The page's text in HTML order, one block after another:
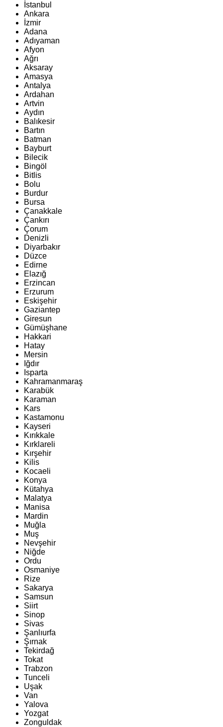
İstanbul
Ankara
İzmir
Adana
Adıyaman
Afyon
Ağrı
Aksaray
Amasya
Antalya
Ardahan
Artvin
Aydın
Balıkesir
Bartın
Batman
Bayburt
Bilecik
Bingöl
Bitlis
Bolu
Burdur
Bursa
Çanakkale
Çankırı
Çorum
Denizli
Diyarbakır
Düzce
Edirne
Elazığ
Erzincan
Erzurum
Eskişehir
Gaziantep
Giresun
Gümüşhane
Hakkari
Hatay
Mersin
Iğdır
Isparta
Kahramanmaraş
Karabük
Karaman
Kars
Kastamonu
Kayseri
Kırıkkale
Kırklareli
Kırşehir
Kilis
Kocaeli
Konya
Kütahya
Malatya
Manisa
Mardin
Muğla
Muş
Nevşehir
Niğde
Ordu
Osmaniye
Rize
Sakarya
Samsun
Siirt
Sinop
Sivas
Şanlıurfa
Şırnak
Tekirdağ
Tokat
Trabzon
Tunceli
Uşak
Van
Yalova
Yozgat
Zonguldak